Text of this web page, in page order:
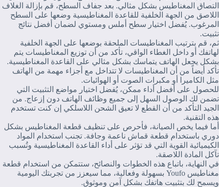
التصاق المغناطيس بشكل مثالي. بعد جفاف السطح، قم بإزالة الغلاف
اللاصق من الجهة الخلفية للقاعدة المغناطيسية وضعها على السطح
المرغوب. يُفضل اختيار سطح أملس ومستوي لضمان أفضل نتائج
تثبيت.
ثم، قم بترتيب المغناطيسات الملحقة بوضعها على الجهة الخلفية
لهاتفك أو داخل الغطاء الواقي، تأكد من أن توزيع المغناطيسات يتم
بشكل يجعل الهاتف يتماسك بشكل مثالي على القاعدة المغناطيسية.
تأكد أيضاً من أن المغناطيسات لا تتداخل مع أجزاء مهمة من الهاتف
مثل الكاميرا أو مكبرات الصوت أو الهوائيات.
للحصول على أفضل أداء ممكن، يُفضل اختيار مواضع التثبيت التي
تضمن لك الوصول السهل إلى جميع وظائف الهاتف دون إزعاج. من
الجيد التأكد من أن القطع لا تعيق الشحن اللاسلكي إن كنت تستخدم
هذه التقنية.
أما فيما يخص الصيانة، فأحرص على تنظيف قطعة المغناطيس بشكل
دوري باستخدام قطعة قماش ناعمة وجافة. تجنب استخدام المواد
الكيميائية القوية التي قد تؤثر على أداء القاعدة المغناطيسية وتُسبب
تآكل المادة اللاصقة.
في النهاية، باتباع هذه الخطوات والنصائح، ستتمكن من استخدام قطعة
مغناطيس Youfo بسهولة وفعالية، مما سيعزز من تجربتك اليومية
ويسمح لك بتثبيت هاتفك بشكل آمن وموثوق.